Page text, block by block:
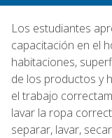
Los estudiantes
capacitación en el
habitaciones,
de los productos y
el trabajo
lavar la ropa
separar, lavar,